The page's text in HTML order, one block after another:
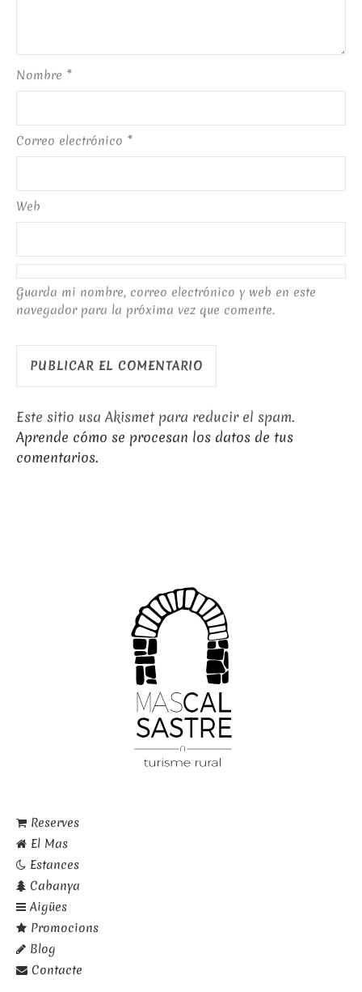
Nombre *
Correo electrónico *
Web
Guarda mi nombre, correo electrónico y web en este
navegador para la próxima vez que comente.
Este sitio usa Akismet para reducir el spam.
Aprende cómo se procesan los datos de tus
comentarios.
Reserves
El Mas
Estances
Cabanya
Aigües
Promocions
Blog
Contacte